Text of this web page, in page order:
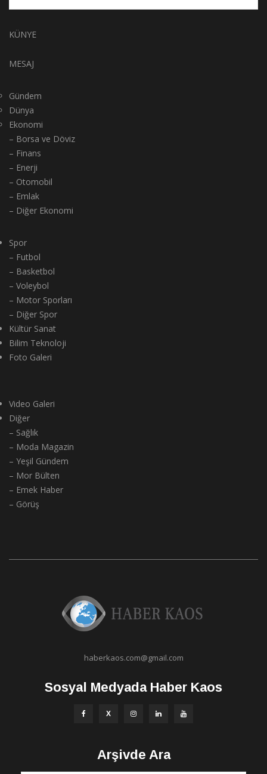
KÜNYE
MESAJ
Gündem
Dünya
Ekonomi
– Borsa ve Döviz
– Finans
– Enerji
– Otomobil
– Emlak
– Diğer Ekonomi
Spor
– Futbol
– Basketbol
– Voleybol
– Motor Sporları
– Diğer Spor
Kültür Sanat
Bilim Teknoloji
Foto Galeri
Video Galeri
Diğer
– Sağlık
– Moda Magazin
– Yeşil Gündem
– Mor Bülten
– Emek Haber
– Görüş
haberkaos.com@gmail.com
Sosyal Medyada Haber Kaos
Arşivde Ara